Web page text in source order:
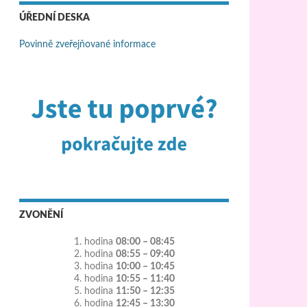
ÚŘEDNÍ DESKA
Povinně zveřejňované informace
ZVONĚNÍ
1. hodina 08:00 – 08:45
2. hodina 08:55 – 09:40
3. hodina 10:00 – 10:45
4. hodina 10:55 – 11:40
5. hodina 11:50 – 12:35
6. hodina 12:45 – 13:30